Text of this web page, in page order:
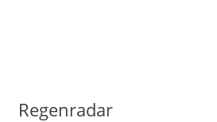
Regenradar